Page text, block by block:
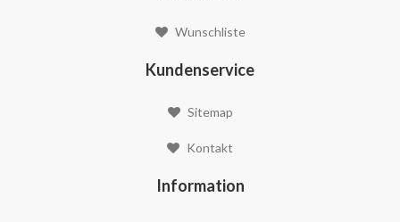
Wunschliste
Kundenservice
Sitemap
Kontakt
Information